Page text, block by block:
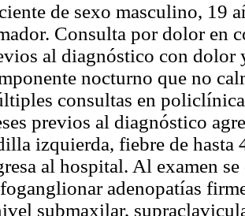
de sexo masculino, 19
Consulta por dolor en
al diagnóstico con dolor
nocturno que no
consultas en
previos al diagnóstico
izquierda, fiebre de hasta
al hospital. Al examen
adenopatías
submaxilar,